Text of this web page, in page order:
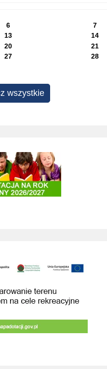
6 7
13 14
20 21
27 28
wszystkie
i przedszkoli 2025/2026